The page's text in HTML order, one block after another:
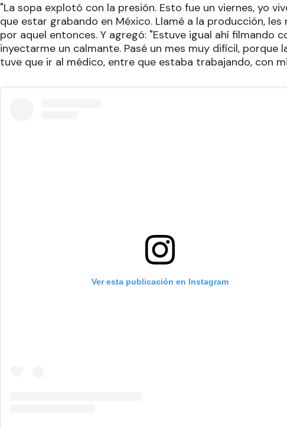
"La sopa explotó con la presión. Esto fue un viernes, yo
que estar grabando en México. Llamé a la producción,
por aquel entonces. Y agregó: "Estuve igual ahí filmando
inyectarme un calmante. Pasé un mes muy difícil, porque
tuve que ir al médico, entre que estaba trabajando, con
Ver esta publicación en Instagram